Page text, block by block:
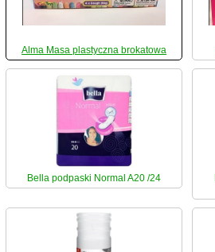
Alma Masa plastyczna brokatowa
Bella podpaski Normal A20 /24